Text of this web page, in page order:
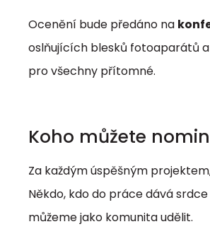
Ocenění bude předáno na
oslňujících blesků fotoaparátů
pro všechny přítomné.
Koho můžete
Za každým úspěšným
Někdo, kdo do práce dává
můžeme jako komunita udělit.